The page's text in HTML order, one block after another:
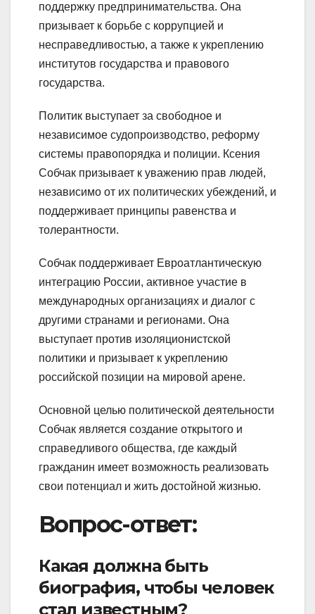
поддержку предпринимательства. Она
призывает к борьбе с коррупцией и
несправедливостью, а также к укреплению
институтов государства и правового
государства.
Политик выступает за свободное и
независимое судопроизводство, реформу
системы правопорядка и полиции. Ксения
Собчак призывает к уважению прав людей,
независимо от их политических убеждений, и
поддерживает принципы равенства и
толерантности.
Собчак поддерживает Евроатлантическую
интеграцию России, активное участие в
международных организациях и диалог с
другими странами и регионами. Она
выступает против изоляционистской
политики и призывает к укреплению
российской позиции на мировой арене.
Основной целью политической деятельности
Собчак является создание открытого и
справедливого общества, где каждый
гражданин имеет возможность реализовать
свои потенциал и жить достойной жизнью.
Вопрос-ответ:
Какая должна быть
биография, чтобы человек
стал известным?